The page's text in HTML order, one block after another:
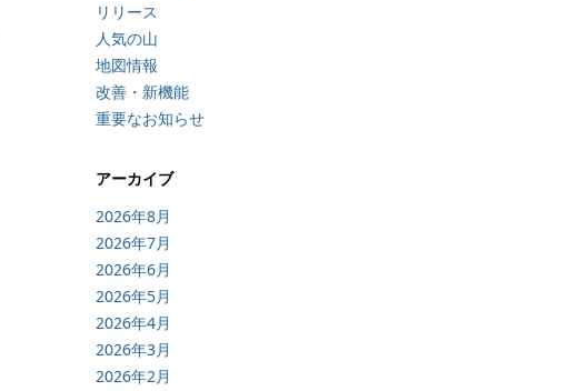
リリース
人気の山
地図情報
改善・新機能
重要なお知らせ
アーカイブ
2026年8月
2026年7月
2026年6月
2026年5月
2026年4月
2026年3月
2026年2月